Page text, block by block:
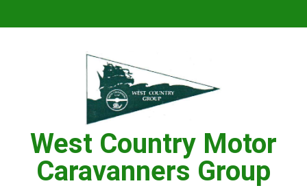
West Country Motor
Caravanners Group